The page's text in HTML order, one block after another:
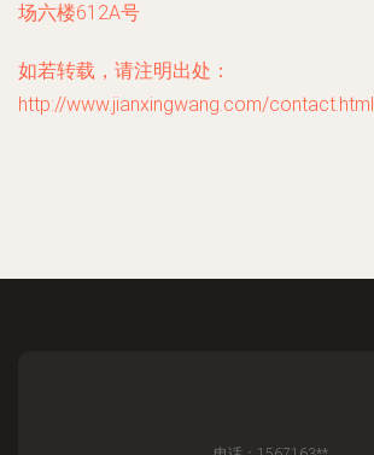
场六楼612A号
如若转载，请注明出处：
http://www.jianxingwang.com/contact.html